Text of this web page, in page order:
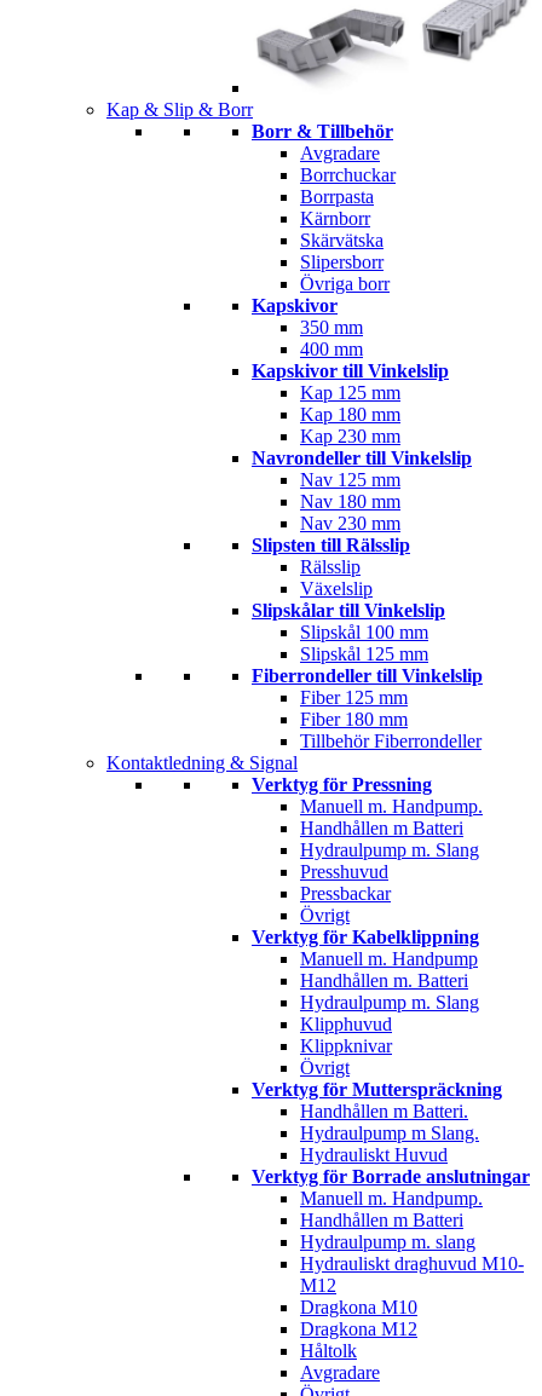
Kap & Slip & Borr
Borr & Tillbehör
Avgradare
Borrchuckar
Borrpasta
Kärnborr
Skärvätska
Slipersborr
Övriga borr
Kapskivor
350 mm
400 mm
Kapskivor till Vinkelslip
Kap 125 mm
Kap 180 mm
Kap 230 mm
Navrondeller till Vinkelslip
Nav 125 mm
Nav 180 mm
Nav 230 mm
Slipsten till Rälsslip
Rälsslip
Växelslip
Slipskålar till Vinkelslip
Slipskål 100 mm
Slipskål 125 mm
Fiberrondeller till Vinkelslip
Fiber 125 mm
Fiber 180 mm
Tillbehör Fiberrondeller
Kontaktledning & Signal
Verktyg för Pressning
Manuell m. Handpump.
Handhållen m Batteri
Hydraulpump m. Slang
Presshuvud
Pressbackar
Övrigt
Verktyg för Kabelklippning
Manuell m. Handpump
Handhållen m. Batteri
Hydraulpump m. Slang
Klipphuvud
Klippknivar
Övrigt
Verktyg för Mutterspräckning
Handhållen m Batteri.
Hydraulpump m Slang.
Hydrauliskt Huvud
Verktyg för Borrade anslutningar
Manuell m. Handpump.
Handhållen m Batteri
Hydraulpump m. slang
Hydrauliskt draghuvud M10-
M12
Dragkona M10
Dragkona M12
Håltolk
Avgradare